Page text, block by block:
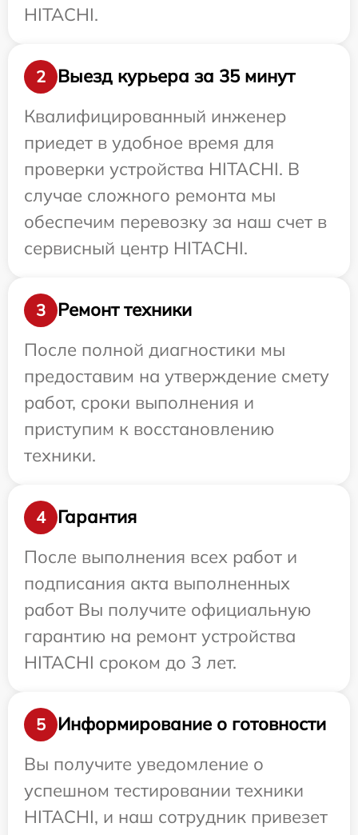
HITACHI.
2
Выезд курьера за 35 минут
Квалифицированный инженер
приедет в удобное время для
проверки устройства HITACHI. В
случае сложного ремонта мы
обеспечим перевозку за наш счет в
сервисный центр HITACHI.
3
Ремонт техники
После полной диагностики мы
предоставим на утверждение смету
работ, сроки выполнения и
приступим к восстановлению
техники.
4
Гарантия
После выполнения всех работ и
подписания акта выполненных
работ Вы получите официальную
гарантию на ремонт устройства
HITACHI сроком до 3 лет.
5
Информирование о готовности
Вы получите уведомление о
успешном тестировании техники
HITACHI, и наш сотрудник привезет